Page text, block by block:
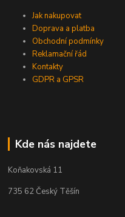
Jak nakupovat
Doprava a platba
Obchodní podmínky
Reklamační řád
Kontakty
GDPR a GPSR
Kde nás najdete
Koňakovská 11
735 62 Český Těšín